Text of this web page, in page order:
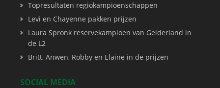
Topresultaten regiokampioenschappen
Levi en Chayenne pakken prijzen
Laura Spronk reservekampioen van Gelderland in
de L2
Britt, Anwen, Robby en Elaine in de prijzen
SOCIAL MEDIA